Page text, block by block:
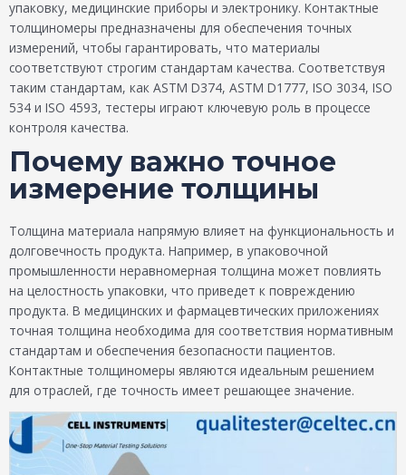
упаковку, медицинские приборы и электронику. Контактные
толщиномеры предназначены для обеспечения точных
измерений, чтобы гарантировать, что материалы
соответствуют строгим стандартам качества. Соответствуя
таким стандартам, как ASTM D374, ASTM D1777, ISO 3034, ISO
534 и ISO 4593, тестеры играют ключевую роль в процессе
контроля качества.
Почему важно точное
измерение толщины
Толщина материала напрямую влияет на функциональность и
долговечность продукта. Например, в упаковочной
промышленности неравномерная толщина может повлиять
на целостность упаковки, что приведет к повреждению
продукта. В медицинских и фармацевтических приложениях
точная толщина необходима для соответствия нормативным
стандартам и обеспечения безопасности пациентов.
Контактные толщиномеры являются идеальным решением
для отраслей, где точность имеет решающее значение.